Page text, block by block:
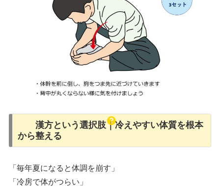
漢方という選択肢｜冷えやすい体質を根本
から整える
「毎年夏になると体調を崩す」
「冷房で体がつらい」